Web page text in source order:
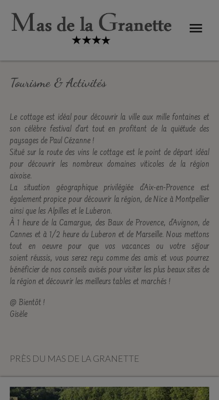
Tourisme &Activités
Le cottage est idéal pour découvrir la ville aux mille fontaines et
son célèbre festival d’art tout en profitant de la quiétude des
paysages de Paul Cézanne !
Situé sur la route des vins le cottage est le point de départ idéal
pour découvrir les nombreux domaines viticoles de la région
aixoise.
La situation géographique privilégiée d'Aix-en-Provence est
également propice pour découvrir la région, de Nice à Montpellier
ainsi que les Alpilles et le Luberon.
À 1 heure de la Camargue, des Baux de Provence, d'Avignon, de
Cannes et à 1/2 heure du Luberon et de Marseille. Nous mettons
tout en oeuvre pour que vos vacances ou votre séjour
soient réussis, vous serez reçu comme des amis et vous pourrez
bénéficier de nos conseils avisés pour visiter les plus beaux sites de
la région et découvrir les meilleurs tables et marchés !
@ Bientôt !
Gisèle
PRÈS DU MAS DE LA GRANETTE